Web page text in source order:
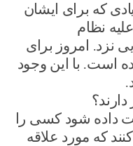
که برای ایشان
نظام
نزد. امروز برای
خرداد۷۶ دیر شده است. با این وجود
داده شود کسی را
که مورد علاقه